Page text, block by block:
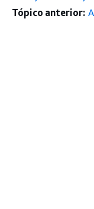
Tópico anterior: